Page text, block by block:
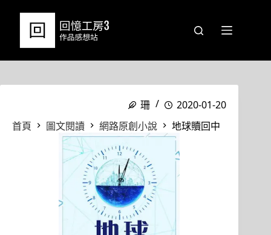
珊
2020-01-20
首頁
圖文閱讀 網路原創小說 地球贖回中